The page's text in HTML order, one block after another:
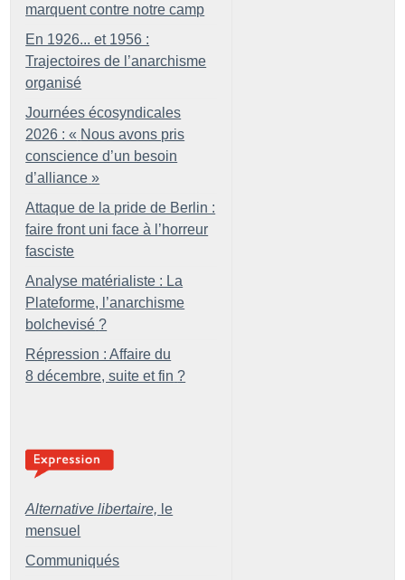
marquent contre notre camp
En 1926... et 1956 :
Trajectoires de l’anarchisme
organisé
Journées écosyndicales
2026 : « Nous avons pris
conscience d’un besoin
d’alliance »
Attaque de la pride de Berlin :
faire front uni face à l’horreur
fasciste
Analyse matérialiste : La
Plateforme, l’anarchisme
bolchevisé ?
Répression : Affaire du
8 décembre, suite et fin ?
Alternative libertaire, le
mensuel
Communiqués